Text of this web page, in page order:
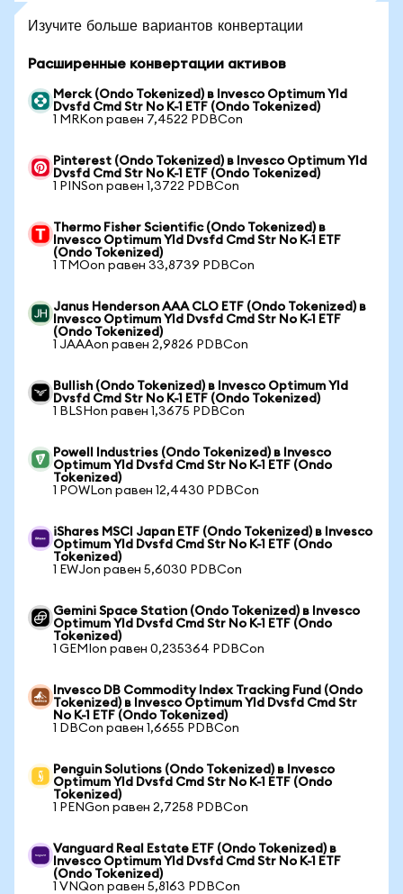
Изучите больше вариантов конвертации
Расширенные конвертации активов
Merck (Ondo Tokenized) в Invesco Optimum Yld
Dvsfd Cmd Str No K-1 ETF (Ondo Tokenized)
1 MRKon равен 7,4522 PDBCon
Pinterest (Ondo Tokenized) в Invesco Optimum Yld
Dvsfd Cmd Str No K-1 ETF (Ondo Tokenized)
1 PINSon равен 1,3722 PDBCon
Thermo Fisher Scientific (Ondo Tokenized) в
Invesco Optimum Yld Dvsfd Cmd Str No K-1 ETF
(Ondo Tokenized)
1 TMOon равен 33,8739 PDBCon
Janus Henderson AAA CLO ETF (Ondo Tokenized) в
Invesco Optimum Yld Dvsfd Cmd Str No K-1 ETF
(Ondo Tokenized)
1 JAAAon равен 2,9826 PDBCon
Bullish (Ondo Tokenized) в Invesco Optimum Yld
Dvsfd Cmd Str No K-1 ETF (Ondo Tokenized)
1 BLSHon равен 1,3675 PDBCon
Powell Industries (Ondo Tokenized) в Invesco
Optimum Yld Dvsfd Cmd Str No K-1 ETF (Ondo
Tokenized)
1 POWLon равен 12,4430 PDBCon
iShares MSCI Japan ETF (Ondo Tokenized) в Invesco
Optimum Yld Dvsfd Cmd Str No K-1 ETF (Ondo
Tokenized)
1 EWJon равен 5,6030 PDBCon
Gemini Space Station (Ondo Tokenized) в Invesco
Optimum Yld Dvsfd Cmd Str No K-1 ETF (Ondo
Tokenized)
1 GEMIon равен 0,235364 PDBCon
Invesco DB Commodity Index Tracking Fund (Ondo
Tokenized) в Invesco Optimum Yld Dvsfd Cmd Str
No K-1 ETF (Ondo Tokenized)
1 DBCon равен 1,6655 PDBCon
Penguin Solutions (Ondo Tokenized) в Invesco
Optimum Yld Dvsfd Cmd Str No K-1 ETF (Ondo
Tokenized)
1 PENGon равен 2,7258 PDBCon
Vanguard Real Estate ETF (Ondo Tokenized) в
Invesco Optimum Yld Dvsfd Cmd Str No K-1 ETF
(Ondo Tokenized)
1 VNQon равен 5,8163 PDBCon